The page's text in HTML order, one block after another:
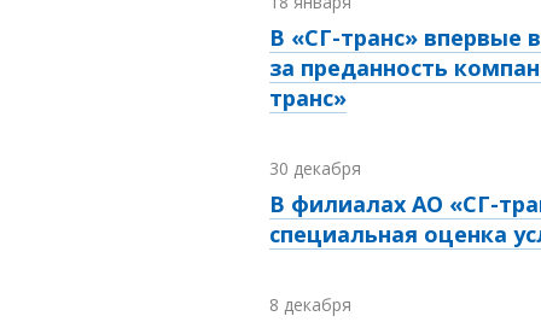
В «СГ-транс» впервые
за преданность
транс»
30 декабря
В филиалах АО «СГ-
специальная оценка
8 декабря